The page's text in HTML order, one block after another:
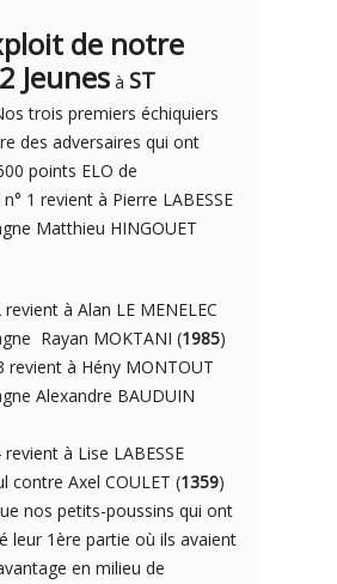
de notre
Jeunes à ST
trois premiers échiquiers
des adversaires qui ont
points ELO de
n° 1 revient à Pierre LABESSE
Matthieu HINGOUET
revient à Alan LE MENELEC
Rayan MOKTANI (1985)
revient à Hény MONTOUT
Alexandre BAUDUIN
revient à Lise LABESSE
contre Axel COULET (1359)
nos petits-poussins qui ont
leur 1ère partie où ils avaient
en milieu de